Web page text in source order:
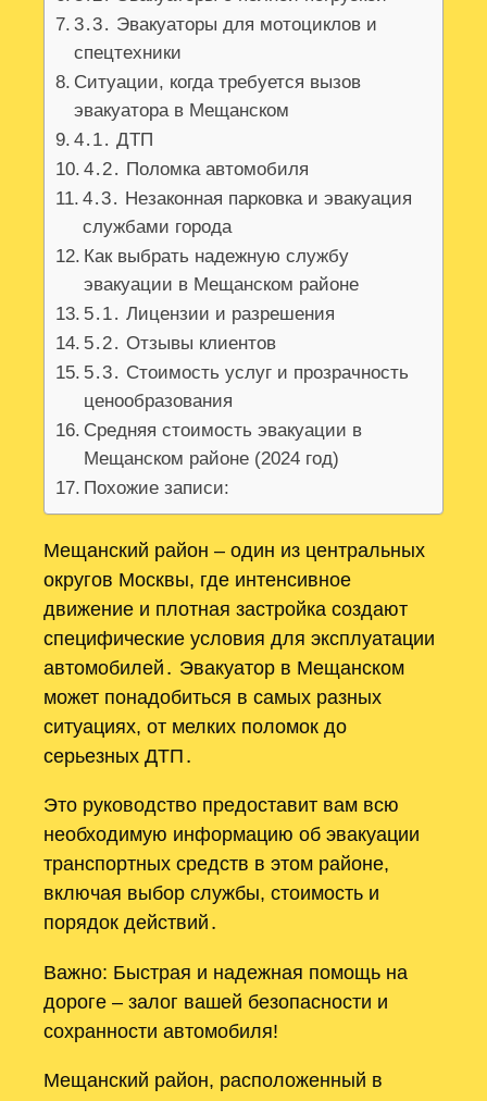
3․3․ Эвакуаторы для мотоциклов и
спецтехники
Ситуации, когда требуется вызов
эвакуатора в Мещанском
4․1․ ДТП
4․2․ Поломка автомобиля
4․3․ Незаконная парковка и эвакуация
службами города
Как выбрать надежную службу
эвакуации в Мещанском районе
5․1․ Лицензии и разрешения
5․2․ Отзывы клиентов
5․3․ Стоимость услуг и прозрачность
ценообразования
Средняя стоимость эвакуации в
Мещанском районе (2024 год)
Похожие записи:
Мещанский район – один из центральных
округов Москвы, где интенсивное
движение и плотная застройка создают
специфические условия для эксплуатации
автомобилей․ Эвакуатор в Мещанском
может понадобиться в самых разных
ситуациях, от мелких поломок до
серьезных ДТП․
Это руководство предоставит вам всю
необходимую информацию об эвакуации
транспортных средств в этом районе,
включая выбор службы, стоимость и
порядок действий․
Важно: Быстрая и надежная помощь на
дороге – залог вашей безопасности и
сохранности автомобиля!
Мещанский район, расположенный в